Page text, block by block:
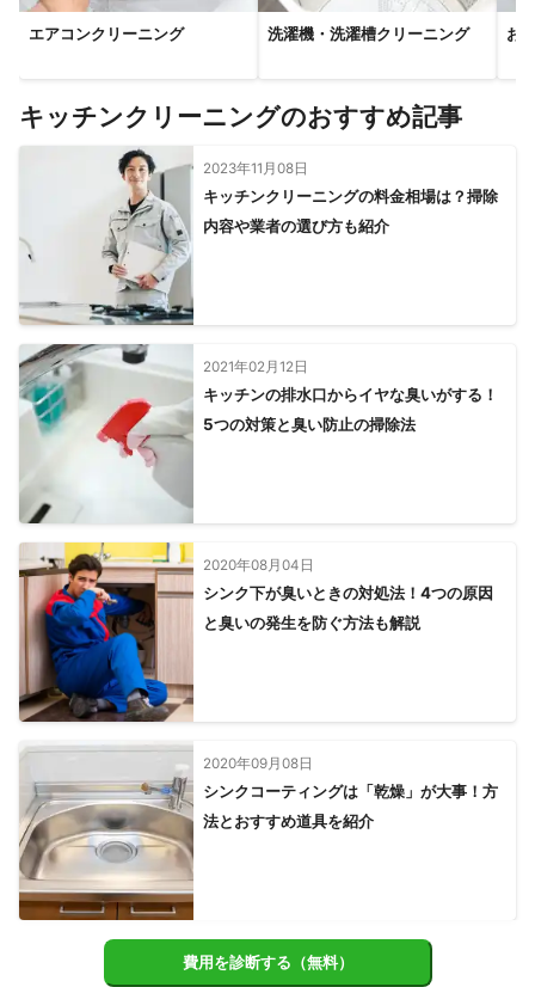
暮らしの中で気になる場所をまとめて安心して任せたい
というお声にお応えしています。
月500件前後のご依頼を継続的にいただいており、
年間5,000件以上の施工実績を積み重ねてまいりました。
一件一件を流れ作業にせず、
ご家庭ごとの状況やお悩みに寄り添いながら、
丁寧な施工を心がけています。
「説明が分かりやすくて安心できた」
「女性一人でも不安がなかった」
「エアコンも水回りも一緒にお願いできて助かった」
「またお願いしたい」
といったお声が、私たちの励みです。
■ 信頼がなければ入れない現場での実績
当店は一般のご家庭だけでなく、
・国の機関（領事館）
・病院、歯科医院、薬局
・介護・福祉施設
・ハウスメーカーのモデルルーム
・地域で信頼されているリフォーム会社様
・地場大手企業様（社長様からのご指名施工）
高い安心・安全・信頼が求められる現場での施工を
数多く担当させていただいております。
継続してご依頼をいただいている現場が多いことも、
当店の大きな特徴です。
■ これからも大切にしたいこと
私たちが何より大切にしているのは、
「この人なら家に入っても大丈夫」
エアコンクリーニング 洗濯機・洗濯槽クリーニング お
キッチンクリーニングのおすすめ記事
2023年11月08日
キッチンクリーニングの料金相場は？掃除
内容や業者の選び方も紹介
2021年02月12日
キッチンの排水口からイヤな臭いがする！
5つの対策と臭い防止の掃除法
2020年08月04日
シンク下が臭いときの対処法！4つの原因
と臭いの発生を防ぐ方法も解説
2020年09月08日
シンクコーティングは「乾燥」が大事！方
法とおすすめ道具を紹介
費用を診断する（無料）